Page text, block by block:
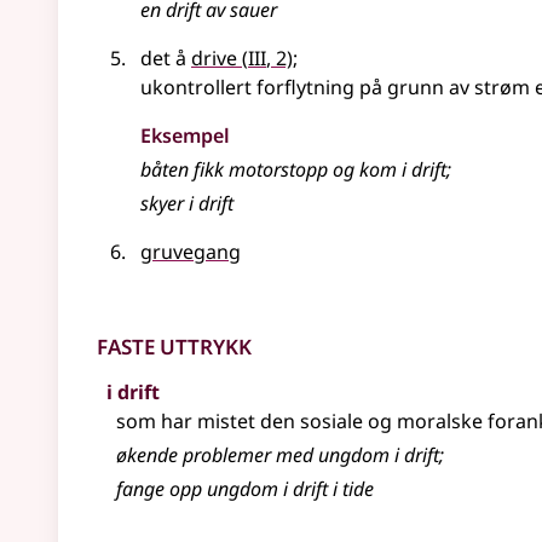
endriftav sauer
det å drive(3
III, 2);
ukontrollert forflytning på grunn av strøm
Eksempel
båten fikk motorstopp og kom i drift;
skyer i drift
gruvegang
Faste uttrykk
i drift
som har mistet den sosiale og moralske
økende problemer med ungdom i drift;
fange opp ungdom i drift i tide